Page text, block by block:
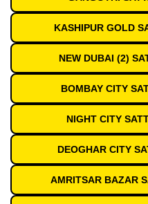
KASHIPUR GOLD
NEW DUBAI (2)
BOMBAY CITY
NIGHT CITY
DEOGHAR CITY
AMRITSAR BAZAR